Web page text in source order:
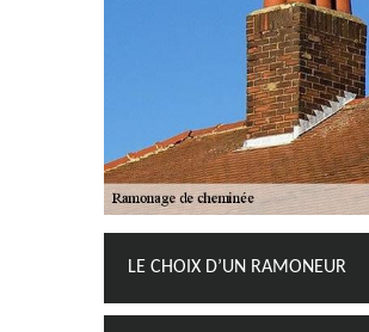
LE CHOIX D’UN RAMONEUR